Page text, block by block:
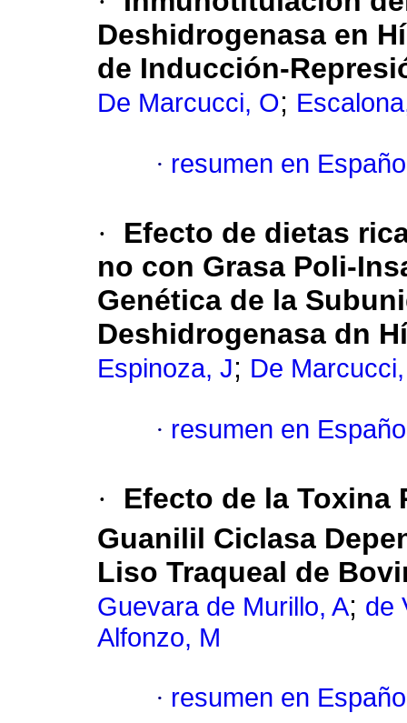
Deshidrogenasa en
de Inducción-
De Marcucci, O;
· resumen en
·
Efecto de dietas
no con Grasa Poli-
Genética de la
Deshidrogenasa dn
Espinoza, J; De
· resumen en
·
Efecto de la
Guanilil Ciclasa
Liso Traqueal de
Guevara de Murillo, A; de
Alfonzo, M
· resumen en